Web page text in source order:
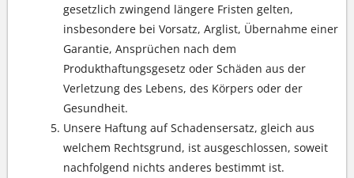
gesetzlich zwingend längere Fristen gelten,
insbesondere bei Vorsatz, Arglist, Übernahme einer
Garantie, Ansprüchen nach dem
Produkthaftungsgesetz oder Schäden aus der
Verletzung des Lebens, des Körpers oder der
Gesundheit.
Unsere Haftung auf Schadensersatz, gleich aus
welchem Rechtsgrund, ist ausgeschlossen, soweit
nachfolgend nichts anderes bestimmt ist.